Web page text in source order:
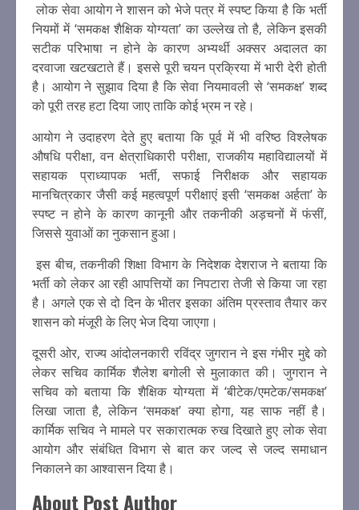
लोक सेवा आयोग ने शासन को भेजे पत्र में स्पष्ट किया है कि भर्ती
नियमों में ‘समकक्ष शैक्षिक योग्यता’ का उल्लेख तो है, लेकिन इसकी
सटीक परिभाषा न होने के कारण अभ्यर्थी अक्सर अदालत का
दरवाजा खटखटाते हैं। इससे पूरी चयन प्रक्रिया में भारी देरी होती
है। आयोग ने सुझाव दिया है कि सेवा नियमावली से ‘समकक्ष’ शब्द
को पूरी तरह हटा दिया जाए ताकि कोई भ्रम न रहे।
आयोग ने उदाहरण देते हुए बताया कि पूर्व में भी वरिष्ठ विश्लेषक
औषधि परीक्षा, वन क्षेत्राधिकारी परीक्षा, राजकीय महाविद्यालयों में
सहायक प्राध्यापक भर्ती, सफाई निरीक्षक और सहायक
मानचित्रकार जैसी कई महत्वपूर्ण परीक्षाएं इसी ‘समकक्ष अर्हता’ के
स्पष्ट न होने के कारण कानूनी और तकनीकी अड़चनों में फंसीं,
जिससे युवाओं का नुकसान हुआ।
इस बीच, तकनीकी शिक्षा विभाग के निदेशक देशराज ने बताया कि
भर्ती को लेकर आ रही आपत्तियों का निपटारा तेजी से किया जा रहा
है। अगले एक से दो दिन के भीतर इसका अंतिम प्रस्ताव तैयार कर
शासन को मंजूरी के लिए भेज दिया जाएगा।
दूसरी ओर, राज्य आंदोलनकारी रविंद्र जुगरान ने इस गंभीर मुद्दे को
लेकर सचिव कार्मिक शैलेश बगोली से मुलाकात की। जुगरान ने
सचिव को बताया कि शैक्षिक योग्यता में ‘बीटेक/एमटेक/समकक्ष’
लिखा जाता है, लेकिन ‘समकक्ष’ क्या होगा, यह साफ नहीं है।
कार्मिक सचिव ने मामले पर सकारात्मक रुख दिखाते हुए लोक सेवा
आयोग और संबंधित विभाग से बात कर जल्द से जल्द समाधान
निकालने का आश्वासन दिया है।
About Post Author